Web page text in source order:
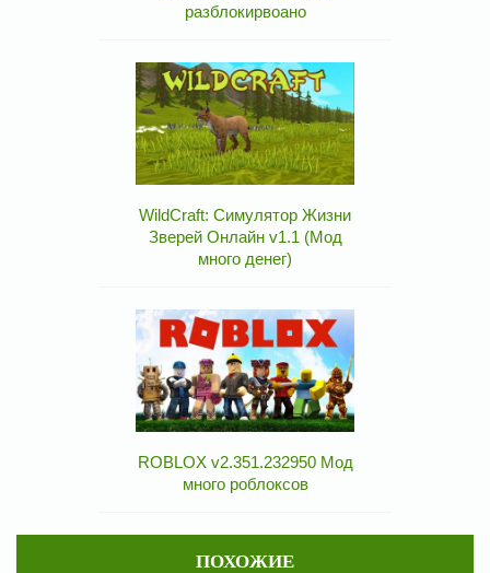
разблокирвоано
WildCraft: Симулятор Жизни
Зверей Онлайн v1.1 (Мод
много денег)
ROBLOX v2.351.232950 Мод
много роблоксов
ПОХОЖИЕ